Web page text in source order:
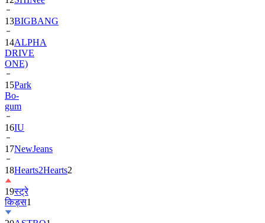
13BIGBANG
14ALPHA
DRIVE
ONE)
15Park
Bo-
gum
16IU
17NewJeans
18Hearts2Hearts2
19स्ट्रे
किड्स1